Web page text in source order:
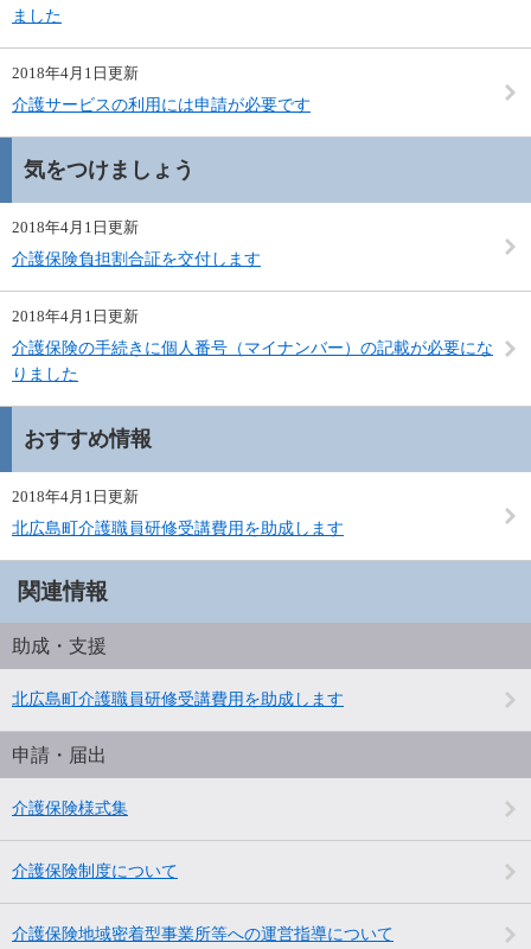
ました
2018年4月1日更新
介護サービスの利用には申請が必要です
気をつけましょう
2018年4月1日更新
介護保険負担割合証を交付します
2018年4月1日更新
介護保険の手続きに個人番号（マイナンバー）の記載が必要にな
りました
おすすめ情報
2018年4月1日更新
北広島町介護職員研修受講費用を助成します
関連情報
助成・支援
北広島町介護職員研修受講費用を助成します
申請・届出
介護保険様式集
介護保険制度について
介護保険地域密着型事業所等への運営指導について